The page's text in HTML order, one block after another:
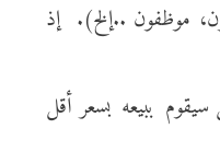
موظفون ..إلخ). إذ
ببيعه بسعر أقل